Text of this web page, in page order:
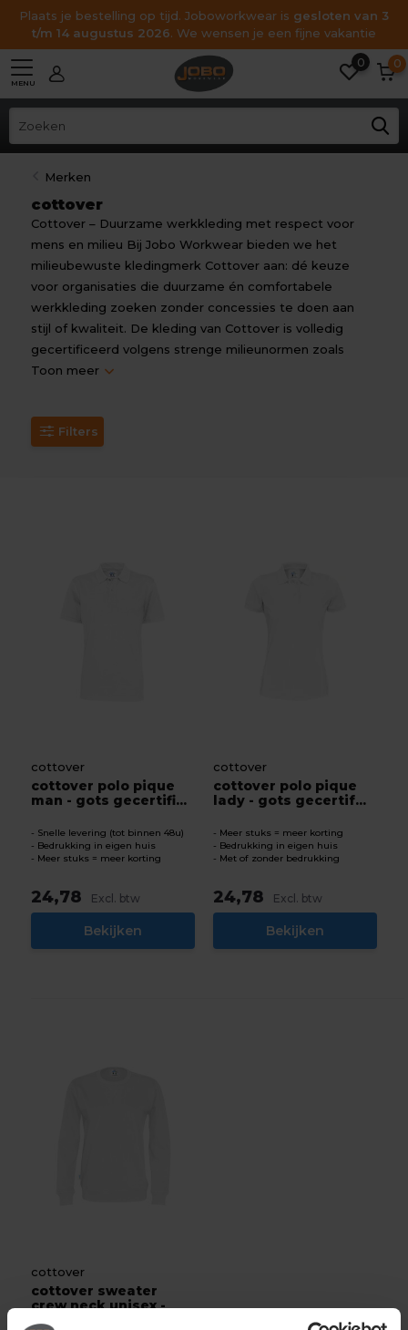
Plaats je bestelling op tijd. Joboworkwear is gesloten van 3
t/m 14 augustus 2026. We wensen je een fijne vakantie
MENU
0 0
Merken
cottover
Cottover – Duurzame werkkleding met respect voor
mens en milieu Bij Jobo Workwear bieden we het
milieubewuste kledingmerk Cottover aan: dé keuze
voor organisaties die duurzame én comfortabele
werkkleding zoeken zonder concessies te doen aan
stijl of kwaliteit. De kleding van Cottover is volledig
gecertificeerd volgens strenge milieunormen zoals
Toon meer
Filters
cottover
cottover polo pique
man - gots gecertifi...
Snelle levering (tot binnen 48u)
Bedrukking in eigen huis
Meer stuks = meer korting
24,78 Excl. btw
Bekijken
cottover
cottover polo pique
lady - gots gecertif...
Meer stuks = meer korting
Bedrukking in eigen huis
Met of zonder bedrukking
24,78 Excl. btw
Bekijken
cottover
cottover sweater
crew neck unisex -
gots...